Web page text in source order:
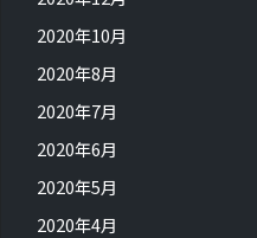
2020年10月
2020年8月
2020年7月
2020年6月
2020年5月
2020年4月